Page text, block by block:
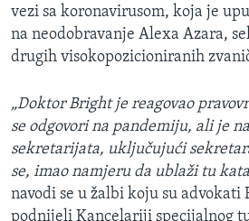
vezi sa koronavirusom, koja je
na neodobravanje Alexa Azara,
drugih visokopozicioniranih
„Doktor Bright je reagovao
se odgovori na pandemiju, ali je
sekretarijata, uključujući
se, imao namjeru da ublaži tu
navodi se u žalbi koju su advokati
podnijeli Kancelariji specijalnog